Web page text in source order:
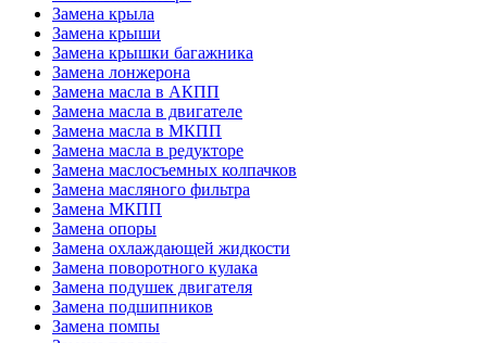
Замена крыла
Замена крыши
Замена крышки багажника
Замена лонжерона
Замена масла в АКПП
Замена масла в двигателе
Замена масла в МКПП
Замена масла в редукторе
Замена маслосъемных колпачков
Замена масляного фильтра
Замена МКПП
Замена опоры
Замена охлаждающей жидкости
Замена поворотного кулака
Замена подушек двигателя
Замена подшипников
Замена помпы